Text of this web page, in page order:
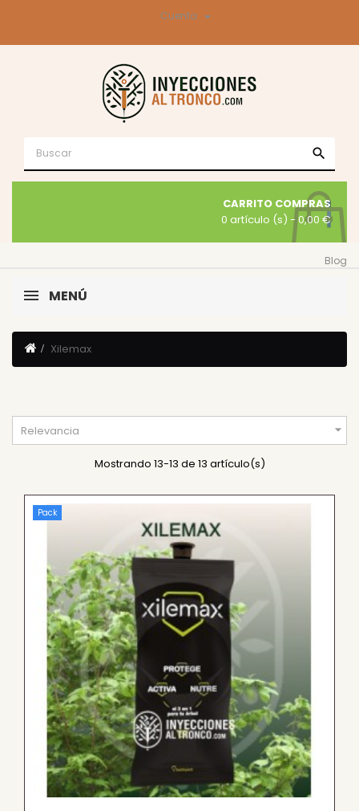
Cuenta 
search
CARRITO COMPRAS
0 artículo (s) - 0,00 €
Blog
MENÚ
Xilemax
Relevancia 
Mostrando 13-13 de 13 artículo(s)
Pack